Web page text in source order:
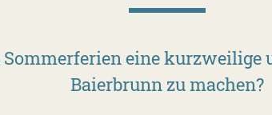
eine kurzweilige
Baierbrunn zu machen?